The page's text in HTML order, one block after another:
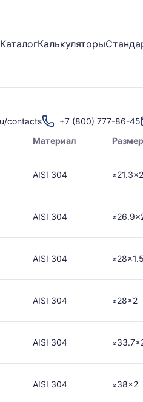
КаталогКалькуляторы
contacts +7 (800) 777-86-45
Материал
AISI 304 ⌀21.3x2
AISI 304
AISI 304 ⌀28x1.5
AISI 304 ⌀28x2
AISI 304
AISI 304 ⌀38x2